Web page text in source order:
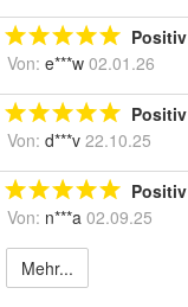
Positiv
Von: e***w 02.01.26
Positiv
Von: d***v 22.10.25
Positiv
Von: n***a 02.09.25
Mehr...